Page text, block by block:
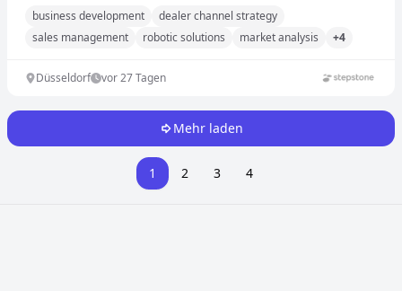
business development
dealer channel strategy
sales management
robotic solutions market analysis +4
Düsseldorf vor 27 Tagen
Mehr laden
1 2 3 4